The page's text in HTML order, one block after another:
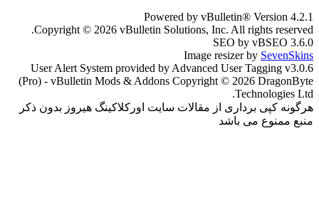
Powered by vBulletin® Version 4.2.1
Copyright © 2026 vBulletin Solutions, Inc. All rights reserved.
SEO by vBSEO 3.6.0
Image resizer by SevenSkins
User Alert System provided by Advanced User Tagging v3.0.6
(Pro) - vBulletin Mods & Addons Copyright © 2026 DragonByte
Technologies Ltd.
هرگونه کپی برداری از مقالات سایت اورکلاکینگ هیروز بدون ذکر
منبع ممنوع می باشد